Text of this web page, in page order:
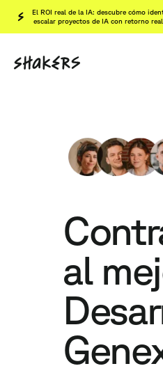
El ROI real de la IA: descubre cómo
escalar proyectos de IA con retorno
al